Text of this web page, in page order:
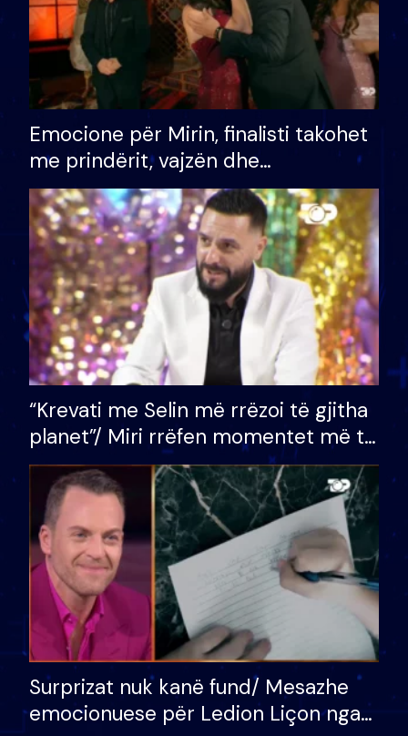
Emocione për Mirin, finalisti takohet
me prindërit, vajzën dhe
bashkëshorten: S’kemi ndonjë letër
divorci apo jo?
“Krevati me Selin më rrëzoi të gjitha
planet”/ Miri rrëfen momentet më të
bukura në shtëpinë e BB VIP: Do më
mungojë zilja e mëngjesit kur…
Surprizat nuk kanë fund/ Mesazhe
emocionuese për Ledion Liçon nga